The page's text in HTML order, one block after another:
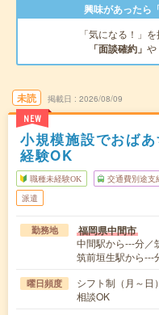
興味があったら
「気になる！」
「面談確約」 や
未読
NEW
掲載日 2026/08/09
小規模施設でおば
経験OK
職種未経験OK 交通費別途支
派遣
勤務地 福岡県中間市
中間駅から---分／
筑前垣生駅から---
曜日頻度
シフト制（月～日
相談OK